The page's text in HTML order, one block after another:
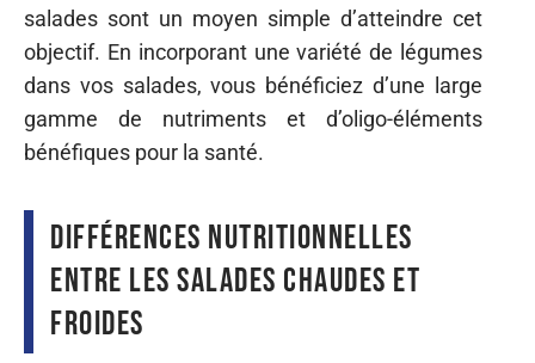
salades sont un moyen simple d’atteindre cet
objectif. En incorporant une variété de légumes
dans vos salades, vous bénéficiez d’une large
gamme de nutriments et d’oligo-éléments
bénéfiques pour la santé.
Différences nutritionnelles
entre les salades chaudes et
froides